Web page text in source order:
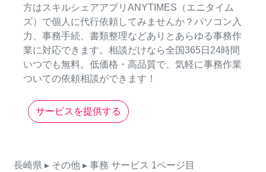
方はスキルシェアアプリANYTIMES（エニタイム
ズ）で個人に代行依頼してみませんか？パソコン入
力、事務手続、書類整理などありとあらゆる事務作
業に対応できます。相談だけなら全国365日24時間
いつでも無料。低価格・高品質で、気軽に事務作業
ついての依頼相談ができます！
サービスを提供する
長崎県 ▸ その他 ▸ 事務 サービス 1ページ目